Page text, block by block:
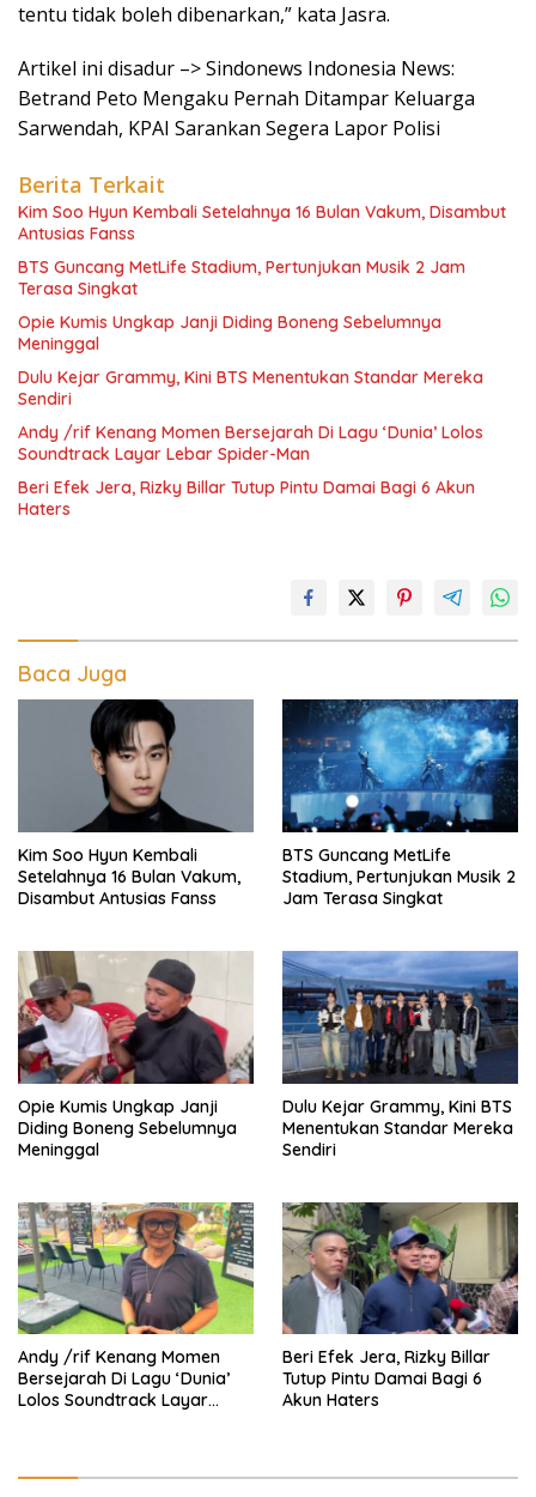
tentu tidak boleh dibenarkan,” kata Jasra.
Artikel ini disadur –> Sindonews Indonesia News:
Betrand Peto Mengaku Pernah Ditampar Keluarga
Sarwendah, KPAI Sarankan Segera Lapor Polisi
Berita Terkait
Kim Soo Hyun Kembali Setelahnya 16 Bulan Vakum, Disambut
Antusias Fanss
BTS Guncang MetLife Stadium, Pertunjukan Musik 2 Jam
Terasa Singkat
Opie Kumis Ungkap Janji Diding Boneng Sebelumnya
Meninggal
Dulu Kejar Grammy, Kini BTS Menentukan Standar Mereka
Sendiri
Andy /rif Kenang Momen Bersejarah Di Lagu ‘Dunia’ Lolos
Soundtrack Layar Lebar Spider-Man
Beri Efek Jera, Rizky Billar Tutup Pintu Damai Bagi 6 Akun
Haters
Baca Juga
Kim Soo Hyun Kembali
Setelahnya 16 Bulan Vakum,
Disambut Antusias Fanss
BTS Guncang MetLife
Stadium, Pertunjukan Musik 2
Jam Terasa Singkat
Opie Kumis Ungkap Janji
Diding Boneng Sebelumnya
Meninggal
Dulu Kejar Grammy, Kini BTS
Menentukan Standar Mereka
Sendiri
Andy /rif Kenang Momen
Bersejarah Di Lagu ‘Dunia’
Lolos Soundtrack Layar
Beri Efek Jera, Rizky Billar
Tutup Pintu Damai Bagi 6
Akun Haters